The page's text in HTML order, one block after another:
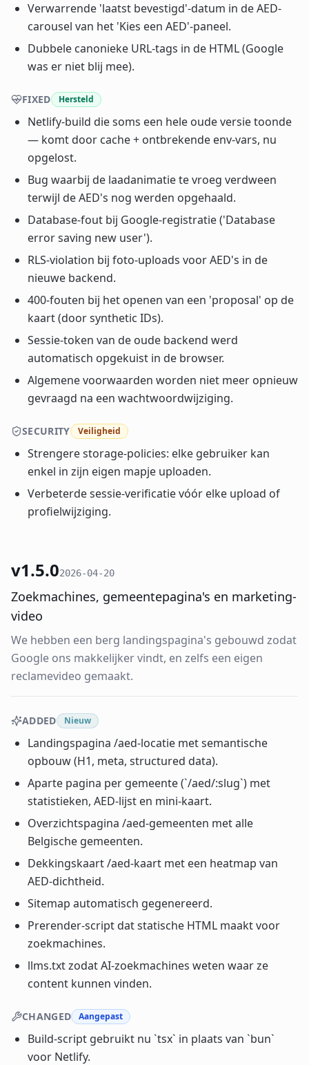
Verwarrende 'laatst bevestigd'-datum in de AED-
carousel van het 'Kies een AED'-paneel.
Dubbele canonieke URL-tags in de HTML (Google
was er niet blij mee).
FIXED Hersteld
Netlify-build die soms een hele oude versie toonde
— komt door cache + ontbrekende env-vars, nu
opgelost.
Bug waarbij de laadanimatie te vroeg verdween
terwijl de AED's nog werden opgehaald.
Database-fout bij Google-registratie ('Database
error saving new user').
RLS-violation bij foto-uploads voor AED's in de
nieuwe backend.
400-fouten bij het openen van een 'proposal' op de
kaart (door synthetic IDs).
Sessie-token van de oude backend werd
automatisch opgekuist in de browser.
Algemene voorwaarden worden niet meer opnieuw
gevraagd na een wachtwoordwijziging.
SECURITY Veiligheid
Strengere storage-policies: elke gebruiker kan
enkel in zijn eigen mapje uploaden.
Verbeterde sessie-verificatie vóór elke upload of
profielwijziging.
v1.5.02026-04-20
Zoekmachines, gemeentepagina's en marketing-
video
We hebben een berg landingspagina's gebouwd zodat
Google ons makkelijker vindt, en zelfs een eigen
reclamevideo gemaakt.
ADDED Nieuw
Landingspagina /aed-locatie met semantische
opbouw (H1, meta, structured data).
Aparte pagina per gemeente (`/aed/:slug`) met
statistieken, AED-lijst en mini-kaart.
Overzichtspagina /aed-gemeenten met alle
Belgische gemeenten.
Dekkingskaart /aed-kaart met een heatmap van
AED-dichtheid.
Sitemap automatisch gegenereerd.
Prerender-script dat statische HTML maakt voor
zoekmachines.
llms.txt zodat AI-zoekmachines weten waar ze
content kunnen vinden.
CHANGED Aangepast
Build-script gebruikt nu `tsx` in plaats van `bun`
voor Netlify.